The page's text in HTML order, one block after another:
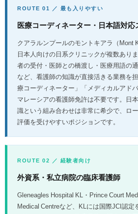
ROUTE 01 ／ 最も入りやすい
医療コーディネーター・日本語対応
クアラルンプールのモントキアラ（Mont
日本人向けの日系クリニックが複数あり
者の受付・医師との橋渡し・医療用語の
など、看護師の知識が直接活きる業務を
療コーディネーター」「メディカルアド
マレーシアの看護師免許は不要です。日
識という組み合わせは非常に希少で、ロ
評価を受けやすいポジションです。
ROUTE 02 ／ 経験者向け
外資系・私立病院の臨床看護師
Gleneagles Hospital KL・Prince Court
Medical Centreなど、KLには国際JCI認定